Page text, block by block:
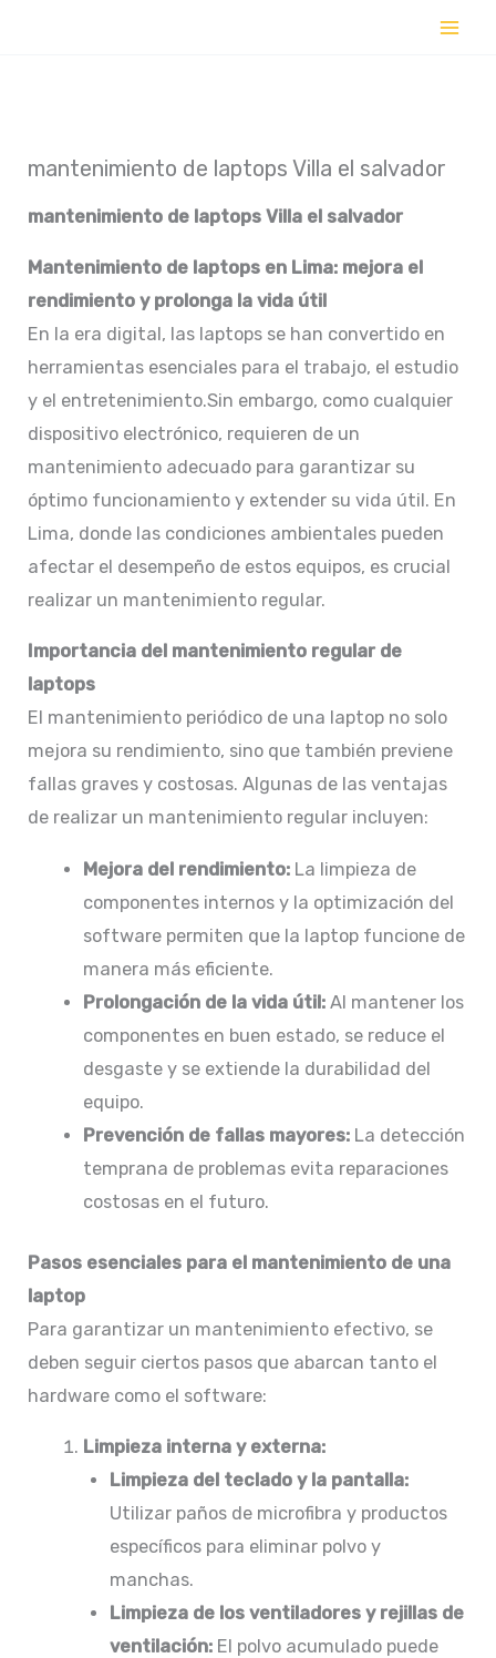
mantenimiento de laptops Villa el salvador
mantenimiento de laptopsVilla el salvador
Mantenimiento de laptops en Lima: mejora el
rendimiento y prolonga la vida útil
En la era digital, las laptops se han convertido en
herramientas esenciales para el trabajo, el estudio
y el entretenimiento.Sin embargo, como cualquier
dispositivo electrónico, requieren de un
mantenimiento adecuado para garantizar su
óptimo funcionamiento y extender su vida útil. En
Lima, donde las condiciones ambientales pueden
afectar el desempeño de estos equipos, es crucial
realizar un mantenimiento regular.​
Importancia del mantenimiento regular de
laptops
El mantenimiento periódico de una laptop no solo
mejora su rendimiento, sino que también previene
fallas graves y costosas. Algunas de las ventajas
de realizar un mantenimiento regular incluyen:
Mejora del rendimiento:La limpieza de
componentes internos y la optimización del
software permiten que la laptop funcione de
manera más eficiente.​
Prolongación de la vida útil:Al mantener los
componentes en buen estado, se reduce el
desgaste y se extiende la durabilidad del
equipo.​
Prevención de fallas mayores:La detección
temprana de problemas evita reparaciones
costosas en el futuro.
Pasos esenciales para el mantenimiento de una
laptop
Para garantizar un mantenimiento efectivo, se
deben seguir ciertos pasos que abarcan tanto el
hardware como el software:
Limpieza interna y externa:
Limpieza del teclado y la pantalla:
Utilizar paños de microfibra y productos
específicos para eliminar polvo y
manchas.​
Limpieza de los ventiladores y rejillas de
ventilación: El polvo acumulado puede